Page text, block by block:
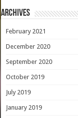
Archives
February 2021
December 2020
September 2020
October 2019
July 2019
January 2019